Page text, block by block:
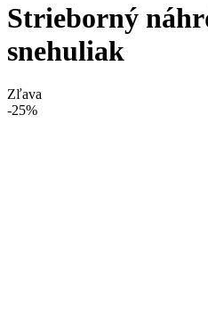
Strieborný
snehuliak
Zľava
-25%